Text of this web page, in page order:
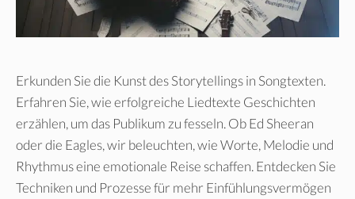
Erkunden Sie die Kunst des Storytellings in Songtexten.
Erfahren Sie, wie erfolgreiche Liedtexte Geschichten
erzählen, um das Publikum zu fesseln. Ob Ed Sheeran
oder die Eagles, wir beleuchten, wie Worte, Melodie und
Rhythmus eine emotionale Reise schaffen. Entdecken Sie
Techniken und Prozesse für mehr Einfühlungsvermögen